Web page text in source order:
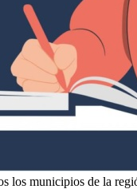
los municipios de la